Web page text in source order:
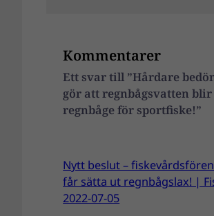
Kommentarer
Ett svar till ”Hårdare
gör att regnbågsvatten
regnbåge för sportfiske!”
Nytt beslut –
får sätta ut regnbågslax! |
2022-07-05